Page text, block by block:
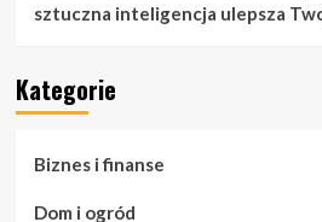
sztuczna inteligencja ulepsza
Kategorie
Biznes i finanse
Dom i ogród